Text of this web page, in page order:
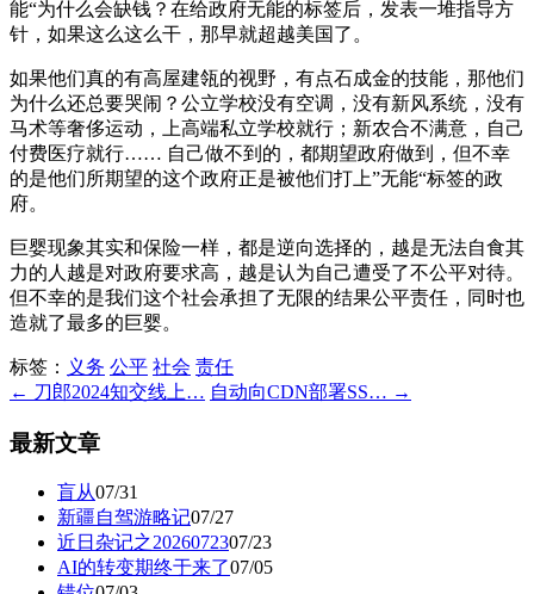
能“为什么会缺钱？在给政府无能的标签后，发表一堆指导方
针，如果这么这么干，那早就超越美国了。
如果他们真的有高屋建瓴的视野，有点石成金的技能，那他们
为什么还总要哭闹？公立学校没有空调，没有新风系统，没有
马术等奢侈运动，上高端私立学校就行；新农合不满意，自己
付费医疗就行…… 自己做不到的，都期望政府做到，但不幸
的是他们所期望的这个政府正是被他们打上”无能“标签的政
府。
巨婴现象其实和保险一样，都是逆向选择的，越是无法自食其
力的人越是对政府要求高，越是认为自己遭受了不公平对待。
但不幸的是我们这个社会承担了无限的结果公平责任，同时也
造就了最多的巨婴。
标签： 义务 公平 社会 责任
← 刀郎2024知交线上… 自动向CDN部署SS… →
最新文章
盲从07/31
新疆自驾游略记07/27
近日杂记之2026072307/23
AI的转变期终于来了07/05